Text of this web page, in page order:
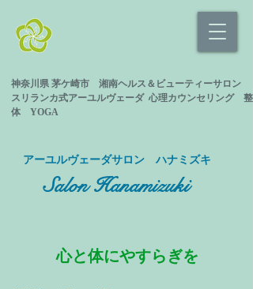
神奈川県 茅ケ崎市 湘南ヘルス＆ビューティーサロン
スリランカ式アーユルヴェーダ 心理カウンセリング 整
体 YOGA
​アーユルヴェーダサロン ハナミズキ
Salon Hanamizuki
心と体にやすらぎを